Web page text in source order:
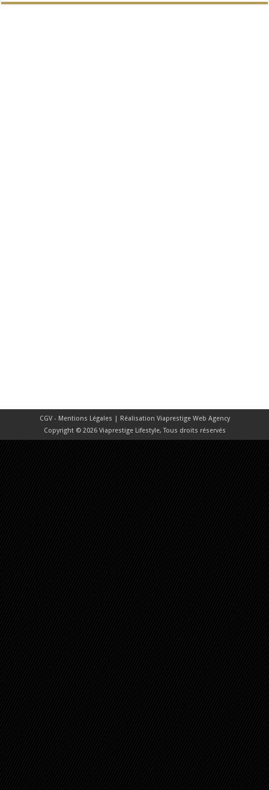
CGV - Mentions Légales | Réalisation Viaprestige Web Agency
Copyright © 2026 Viaprestige Lifestyle, Tous droits réservés